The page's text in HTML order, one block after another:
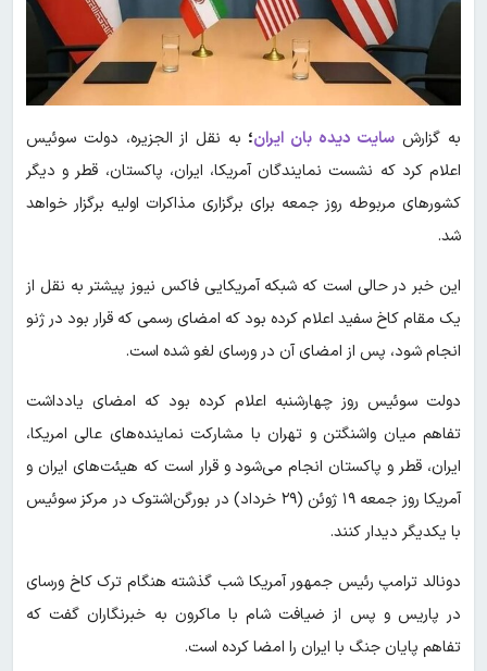
به گزارش سایت دیده بان ایران؛ به نقل از الجزیره، دولت سوئیس
اعلام کرد که نشست نمایندگان آمریکا، ایران، پاکستان، قطر و دیگر
کشورهای مربوطه روز جمعه برای برگزاری مذاکرات اولیه برگزار خواهد
شد.
این خبر در حالی است که شبکه آمریکایی فاکس نیوز پیشتر به نقل از
یک مقام کاخ سفید اعلام کرده بود که امضای رسمی که قرار بود در ژنو
انجام شود، پس از امضای آن در ورسای لغو شده است.
دولت سوئیس روز چهارشنبه اعلام کرده بود که امضای یادداشت
تفاهم میان واشنگتن و تهران با مشارکت نماینده‌های عالی امریکا،
ایران، قطر و پاکستان انجام می‌شود و قرار است که هیئت‌های ایران و
آمریکا روز جمعه ۱۹ ژوئن (۲۹ خرداد) در بورگن‌اشتوک در مرکز سوئیس
با یکدیگر دیدار کنند.
دونالد ترامپ رئیس جمهور آمریکا شب گذشته هنگام ترک کاخ ورسای
در پاریس و پس از ضیافت شام با ماکرون به خبرنگاران گفت که
تفاهم پایان جنگ با ایران را امضا کرده است.